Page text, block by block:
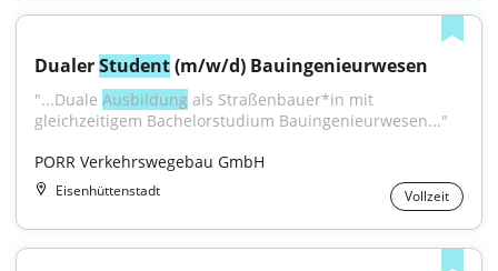
Dualer Student (m/w/d) Bauingenieurwesen
"...Duale Ausbildung als Straßenbauer*in mit
gleichzeitigem Bachelorstudium Bauingenieurwesen..."
PORR Verkehrswegebau GmbH
Eisenhüttenstadt Vollzeit